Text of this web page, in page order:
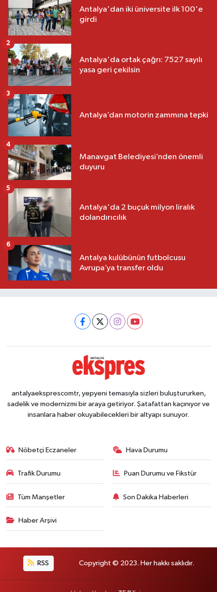
Antalya'dan iki üniversite ilk 100'e
girdi
Antalya'da ortak çağrı: 7527 sayılı
yasa geri çekilsin
2
Antalya’dan motorin zammına tepki
3
Manavgat Belediyesi’nden önemli
duyuru
4
Antalya'da 2 buçuk milyon liralık
dolandırıcılık
5
Antalya kulübünün futbolcusu
Avrupa’ya transfer oldu
6
antalyaeksprescomtr, yepyeni temasıyla sizleri buluştururken,
sadelik ve modernizmi bir araya getiriyor. Şatafattan kaçınıyor ve
insanlara haber okuyabilecekleri bir altyapı sunuyor.
Nöbetçi Eczaneler Hava Durumu
Trafik Durumu Puan Durumu ve Fikstür
Tüm Manşetler Son Dakika Haberleri
Haber Arşivi
RSS Copyright © 2023. Her hakkı saklıdır.